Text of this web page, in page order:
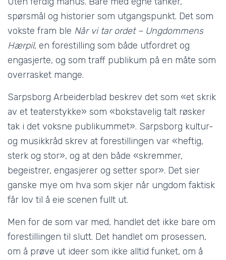
spørsmål og historier som utgangspunkt. Det som
vokste fram ble Når vi tar ordet – Ungdommens
Hærpil, en forestilling som både utfordret og
engasjerte, og som traff publikum på en måte som
overrasket mange.
Sarpsborg Arbeiderblad beskrev det som «et skrik
av et teaterstykke» som «bokstavelig talt røsker
tak i det voksne publikummet». Sarpsborg kultur-
og musikkråd skrev at forestillingen var «heftig,
sterk og stor», og at den både «skremmer,
begeistrer, engasjerer og setter spor». Det sier
ganske mye om hva som skjer når ungdom faktisk
får lov til å eie scenen fullt ut.
Men for de som var med, handlet det ikke bare om
forestillingen til slutt. Det handlet om prosessen,
om å prøve ut ideer som ikke alltid funket, om å